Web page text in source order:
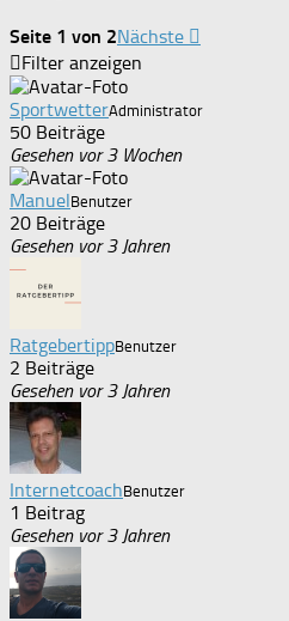
Seite 1 von 2Nächste
Filter anzeigen
SportwetterAdministrator
50 Beiträge
Gesehen vor 3 Wochen
ManuelBenutzer
20 Beiträge
Gesehen vor 3 Jahren
RatgebertippBenutzer
2 Beiträge
Gesehen vor 3 Jahren
InternetcoachBenutzer
1 Beitrag
Gesehen vor 3 Jahren